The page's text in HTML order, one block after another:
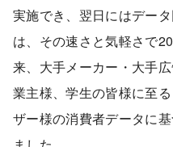
実施でき、翌日にはデー
は、その速さと気軽さで
来、大手メーカー・大手
業主様、学生の皆様に至
ザー様の消費者データに